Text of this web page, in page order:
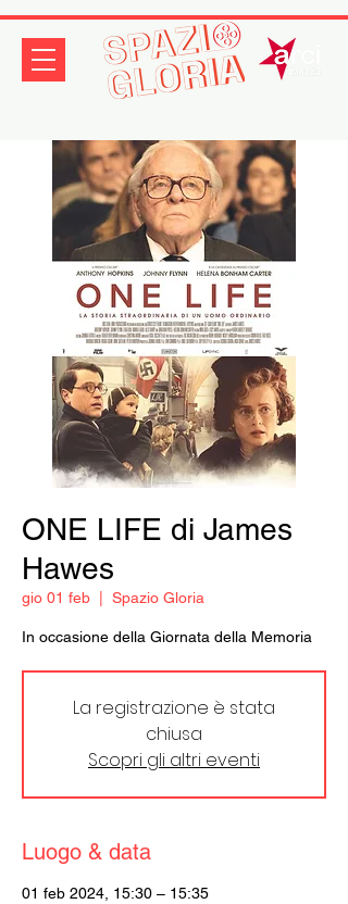
ONE LIFE di James
Hawes
gio 01 feb Spazio Gloria
In occasione della Giornata della Memoria
La registrazione è stata
chiusa
Scopri gli altri eventi
Luogo & data
01 feb 2024, 15:30 – 15:35